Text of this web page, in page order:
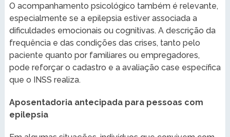
O acompanhamento psicológico também é relevante,
especialmente se a epilepsia estiver associada a
dificuldades emocionais ou cognitivas. A descrição da
frequência e das condições das crises, tanto pelo
paciente quanto por familiares ou empregadores,
pode reforçar o cadastro e a avaliação case específica
que o INSS realiza.
Aposentadoria antecipada para pessoas com
epilepsia